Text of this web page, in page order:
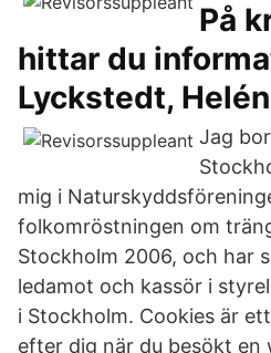
På
hittar du
Lyckstedt,
Jag
mig i
folkomröstningen om
Stockholm 2006, och har
ledamot och kassör i
i Stockholm. Cookies är
efter dig när du besökt en